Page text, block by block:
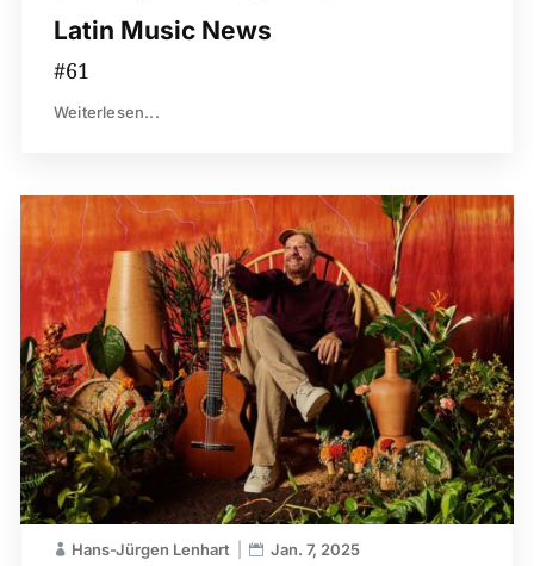
Latin Music News
#61
Weiterlesen...
Hans-Jürgen Lenhart Jan. 7, 2025